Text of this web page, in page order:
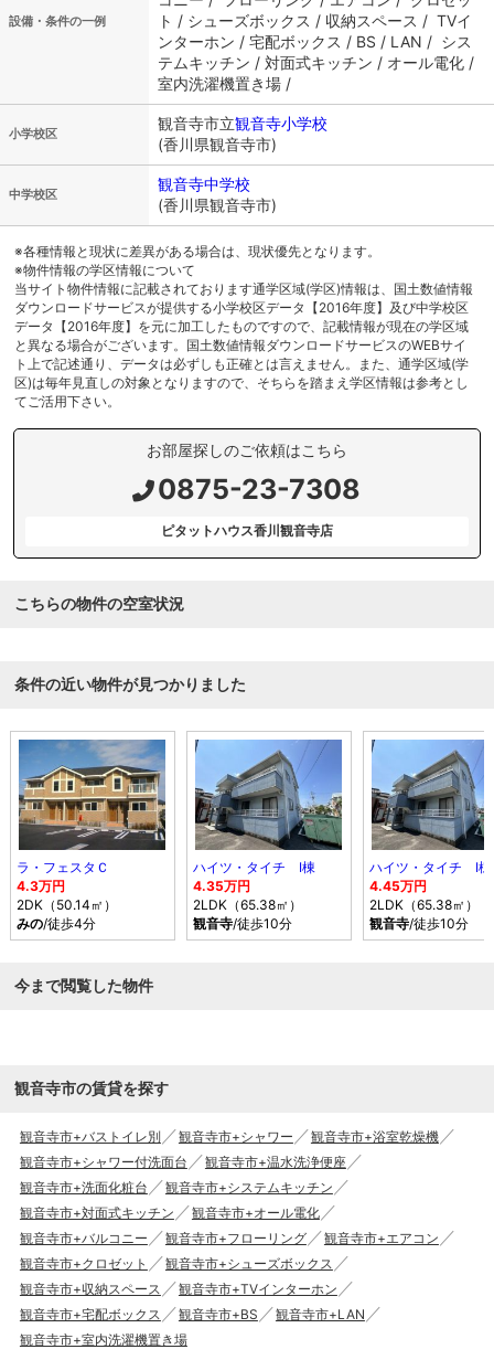
設備・条件の一例
ト / シューズボックス / 収納スペース / TVイ
ンターホン / 宅配ボックス / BS / LAN / シス
テムキッチン / 対面式キッチン / オール電化 /
室内洗濯機置き場 /
小学校区
観音寺市立観音寺小学校
(香川県観音寺市)
中学校区
観音寺中学校
(香川県観音寺市)
※各種情報と現状に差異がある場合は、現状優先となります。
※物件情報の学区情報について
当サイト物件情報に記載されております通学区域(学区)情報は、国土数値情報
ダウンロードサービスが提供する小学校区データ【2016年度】及び中学校区
データ【2016年度】を元に加工したものですので、記載情報が現在の学区域
と異なる場合がございます。国土数値情報ダウンロードサービスのWEBサイ
ト上で記述通り、データは必ずしも正確とは言えません。また、通学区域(学
区)は毎年見直しの対象となりますので、そちらを踏まえ学区情報は参考とし
てご活用下さい。
お部屋探しのご依頼はこちら
0875-23-7308
ピタットハウス香川観音寺店
こちらの物件の空室状況
条件の近い物件が見つかりました
ラ・フェスタＣ
4.3万円
2DK（50.14㎡）
みの/徒歩4分
ハイツ・タイチ Ⅰ棟
4.35万円
2LDK（65.38㎡）
観音寺/徒歩10分
ハイツ・タイチ Ⅰ棟
4.45万円
2LDK（65.38㎡）
観音寺/徒歩10分
今まで閲覧した物件
観音寺市の賃貸を探す
観音寺市+バストイレ別 観音寺市+シャワー
観音寺市+浴室乾燥機
観音寺市+シャワー付洗面台
観音寺市+温水洗浄便座
観音寺市+洗面化粧台
観音寺市+システムキッチン
観音寺市+対面式キッチン
観音寺市+オール電化
観音寺市+バルコニー
観音寺市+フローリング
観音寺市+エアコン
観音寺市+クロゼット
観音寺市+シューズボックス
観音寺市+収納スペース
観音寺市+TVインターホン
観音寺市+宅配ボックス
観音寺市+BS
観音寺市+LAN
観音寺市+室内洗濯機置き場